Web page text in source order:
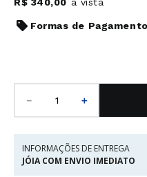
Formas de Pagamento
＋
－
INFORMAÇÕES DE ENTREGA
JÓIA COM ENVIO IMEDIATO